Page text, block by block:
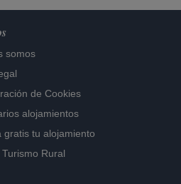
somos
de Cookies
alojamientos
gratis tu alojamiento
Rural